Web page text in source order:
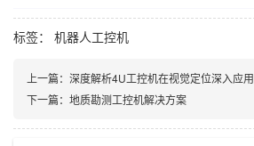
核心差异
标签： 机器人工控机
上一篇： 深度解析4U工控机在视觉定位深入应用
下一篇： 地质勘测工控机解决方案